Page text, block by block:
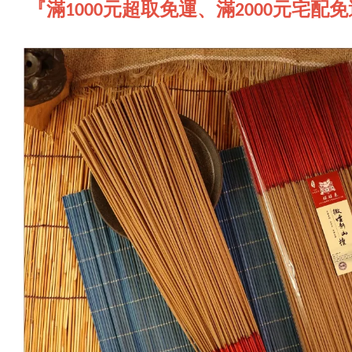
『滿1000元超取免運、滿2000元宅配